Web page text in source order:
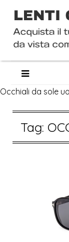
content
Occhiali da sole
Tag: